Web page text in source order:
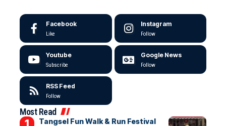
Facebook
Like
Instagram
Follow
Youtube
Subscribe
Google News
Follow
RSS Feed
Follow
Most Read
Tangsel Fun Walk & Run Festival